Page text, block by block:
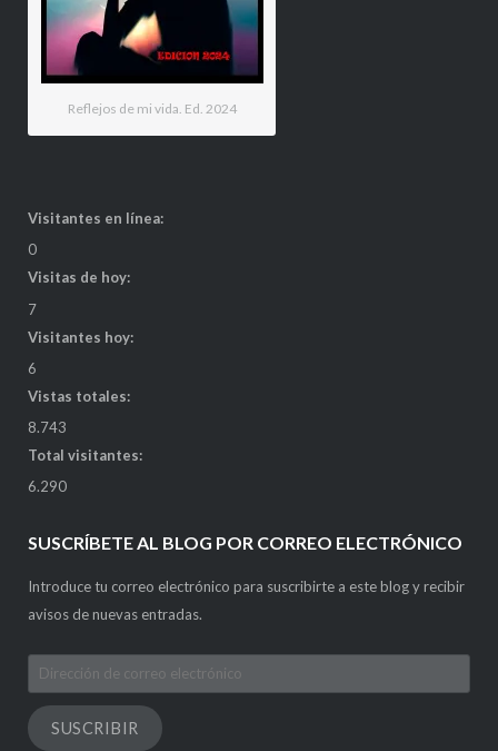
Reflejos de mi vida. Ed. 2024
Visitantes en línea:
0
Visitas de hoy:
7
Visitantes hoy:
6
Vistas totales:
8.743
Total visitantes:
6.290
SUSCRÍBETE AL BLOG POR CORREO ELECTRÓNICO
Introduce tu correo electrónico para suscribirte a este blog y recibir
avisos de nuevas entradas.
Dirección
de
correoSUSCRIBIR